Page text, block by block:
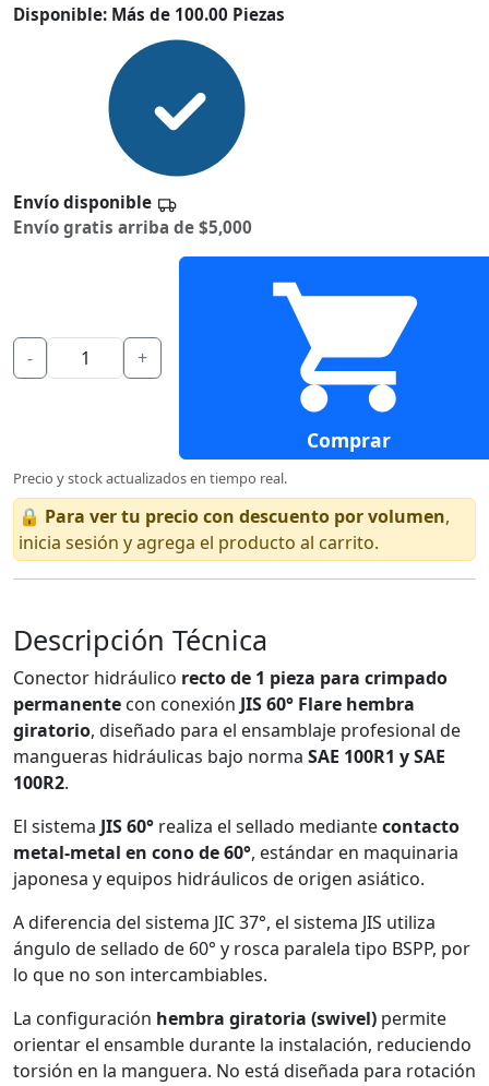
Disponible: Más de 100.00 Piezas
Envío disponible
Envío gratis arriba de $5,000
- +
Comprar
Precio y stock actualizados en tiempo real.
🔒 Para ver tu precio con descuento por volumen,
inicia sesión y agrega el producto al carrito.
Descripción Técnica
Conector hidráulico recto de 1 pieza para crimpado
permanente con conexión JIS 60° Flare hembra
giratorio, diseñado para el ensamblaje profesional de
mangueras hidráulicas bajo norma SAE 100R1 y SAE
100R2.
El sistema JIS 60° realiza el sellado mediantecontacto
metal-metal en cono de 60°, estándar en maquinaria
japonesa y equipos hidráulicos de origen asiático.
A diferencia del sistema JIC 37°, el sistema JIS utiliza
ángulo de sellado de 60° y rosca paralela tipo BSPP, por
lo que no son intercambiables.
La configuración hembra giratoria (swivel) permite
orientar el ensamble durante la instalación, reduciendo
torsión en la manguera. No está diseñada para rotación